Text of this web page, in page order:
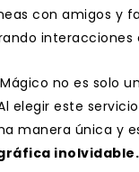
con amigos y
no es solo
elegir este
manera única y
inolvidable.